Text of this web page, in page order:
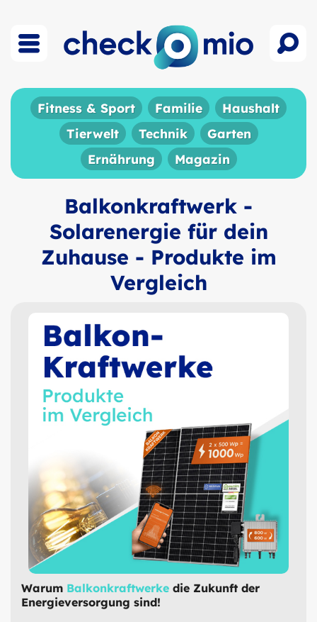
Fitness & Sport Familie
Haushalt
Tierwelt
Technik
Garten
Ernährung
Magazin
Balkonkraftwerk -
Solarenergie für dein
Zuhause - Produkte im
Vergleich
Warum Balkonkraftwerke die Zukunft der
Energieversorgung sind!